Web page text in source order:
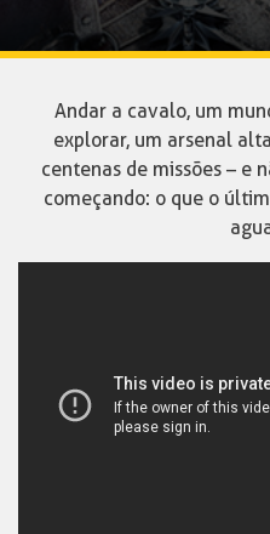
Andar a cavalo, um
explorar, um arsenal
centenas de missões – e
começando: o que o